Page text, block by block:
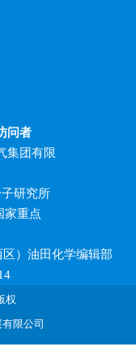
者
集团有限
研究所
重点
）油田化学编辑部
权
限公司